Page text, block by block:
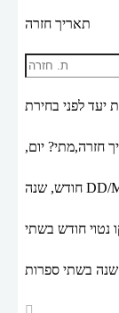
תאריך חזרה
יעד לפני בחירת
חזרה,מתי? יום,
DD/
נטוי חודש בשתי
שנה בשתי ספרות